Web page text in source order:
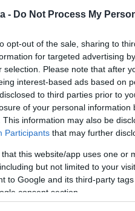
- Do Not Process My
opt-out of the sale, sharing to
for targeted advertising
selection. Please note that after
interest-based ads based on
to third parties prior to
of your personal information
This information may also be
Participants that may further
that this website/app uses one or
but not limited to your
to Google and its third-party
consent section.
rossz ne maradjon meg.
a múlttal, mindazzal
a csoda, aznap este
– mesélte Gabi a